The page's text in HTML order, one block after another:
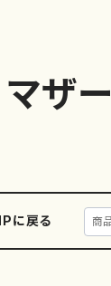
ザ
に戻る